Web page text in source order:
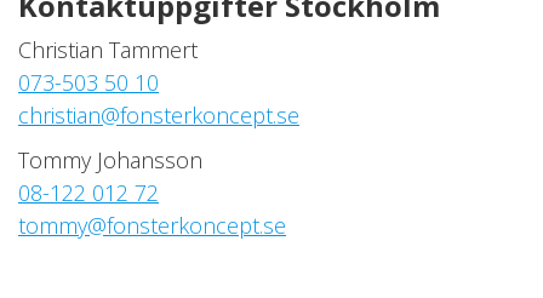
Christian Tammert
073-503 50 10
christian@fonsterkoncept.se
Tommy Johansson
08-122 012 72
tommy@fonsterkoncept.se